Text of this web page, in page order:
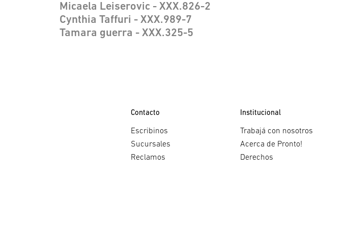
Micaela Leiserovic - XXX.826-2
Cynthia Taffuri - XXX.989-7
Tamara guerra - XXX.325-5
Contacto
Escribinos
Sucursales
Reclamos
Institucional
Trabajá con nosotros
Acerca de Pronto!
Derechos